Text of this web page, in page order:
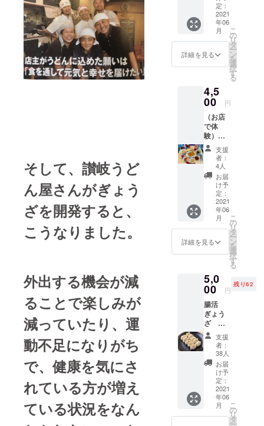
そして、讃岐うど
ん屋さんがぎょう
ざを開発すると、
こうなりました。
外出する機会が減
ることで楽しみが
減っていたり、運
動不足になりがち
で、健康を気にさ
れている方が増え
ている状況をなん
み方で
（サ
ワー、
ソーダ
（東
京、荻
可能）
・有効
期限：
2021年
6月〜
2021年
12月 ・
受け渡
し方
法：
メール
でお送
りしま
す。ご
を確認
致しま
期限：
2021年
6月〜
2021年
12月 ・
受け渡
でお送
りしま
来店時
に画面
を確認
致しま
す。
発酵
ワール
ド体験
セット
腸活餃
子16
個、
醤油
ラーメ
ンか汁
なし
担々麵
を選べ
ます）
または
玄米ご
はん
スープ
セッ
ト か
ら２つ
餃子の
トッピ
ング
ソー
ス、に
か大根
おろ
し）か
ら2つ選
べま
す。 キ
ムチ４
種（白
菜、ア
ボカ
ド、山
芋、ご
ぼう）
定：
2021
年06
月
詳細を見る
こ
の
リ
タ
ー
ン
を
選
択
す
る
4,5
00 円
（お店
で体
験）通
常価格
5450円
（1回分
お得）
腸活
ぎょう
ざ体
験❣
セッ
ト 腸
活焼き
餃子
白醤油
ラーメ
ンの
セット
回数券
（5回
分）
（東
京、荻
窪店の
み利用
可能）
・有効
期限：
2021年
６月〜
支援
者：
4人
お届
け予
定：
2021
年06
月
詳細を見る
こ
の
リ
タ
ー
ン
を
選
択
す
る
5,0
00 円
残り62
腸活
ぎょう
ざ ８
０個
セット
クール
宅急便
冷凍送
料込み
1個30g
のボ
リュー
ムをお
支援
者：
38人
お届
け予
定：
2021
年06
月
こ
の
リ
タ